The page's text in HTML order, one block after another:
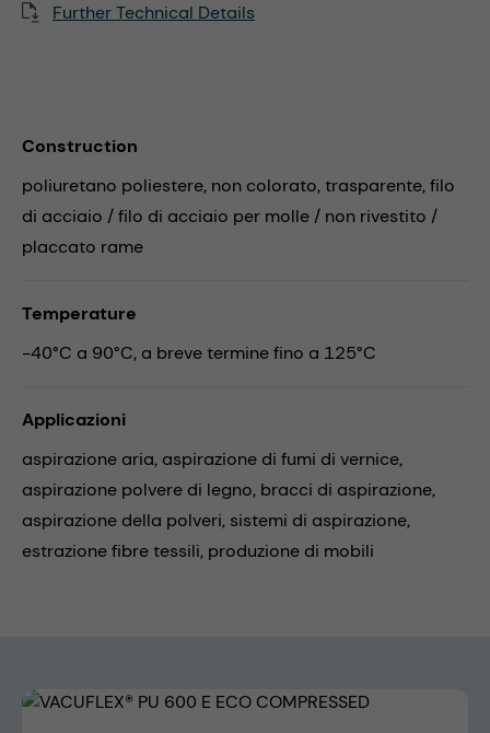
Further Technical Details
Construction
poliuretano poliestere, non colorato, trasparente, filo
di acciaio / filo di acciaio per molle / non rivestito /
placcato rame
Temperature
-40°C a 90°C, a breve termine fino a 125°C
Applicazioni
aspirazione aria, aspirazione di fumi di vernice,
aspirazione polvere di legno, bracci di aspirazione,
aspirazione della polveri, sistemi di aspirazione,
estrazione fibre tessili, produzione di mobili
Skip image gallery